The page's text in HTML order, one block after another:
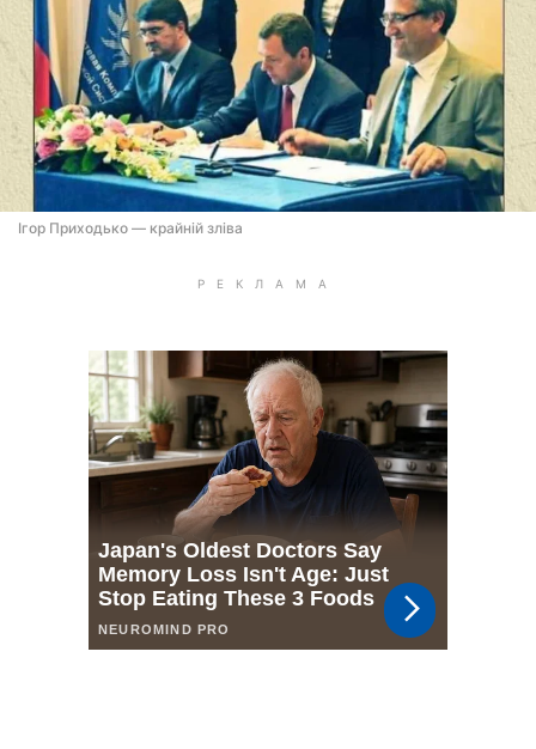
Ігор Приходько — крайній зліва